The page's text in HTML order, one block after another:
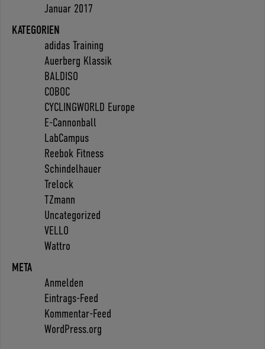
Januar 2017
KATEGORIEN
adidas Training
Auerberg Klassik
BALDISO
COBOC
CYCLINGWORLD Europe
E-Cannonball
LabCampus
Reebok Fitness
Schindelhauer
Trelock
TZmann
Uncategorized
VELLO
Wattro
META
Anmelden
Eintrags-Feed
Kommentar-Feed
WordPress.org